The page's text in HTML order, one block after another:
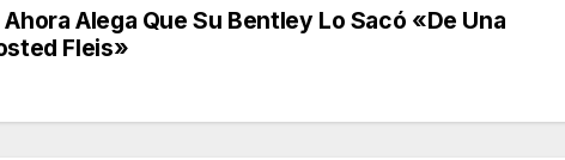
Alega Que Su Bentley Lo Sacó «De Una
Fleis»